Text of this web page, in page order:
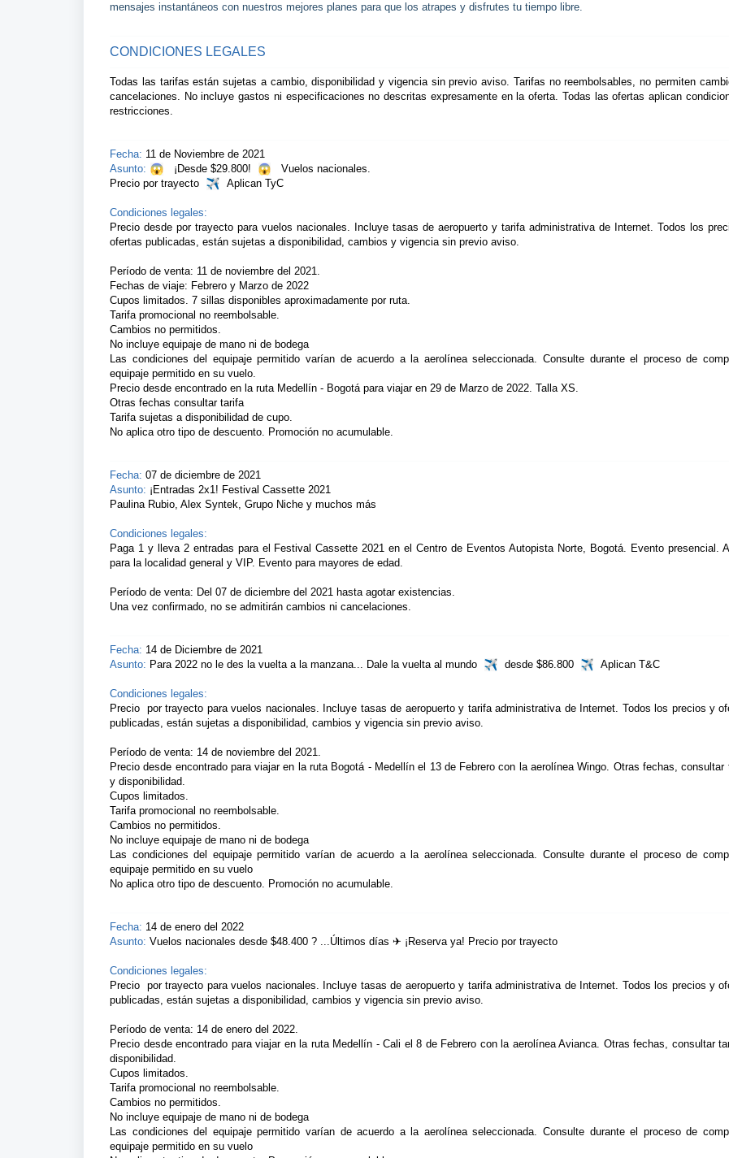
mensajes instantáneos con nuestros mejores planes para que los atrapes y disfrutes tu tiempo libre.
CONDICIONES LEGALES
Todas las tarifas están sujetas a cambio, disponibilidad y vigencia sin previo aviso. Tarifas no reembolsables, no permiten
cancelaciones. No incluye gastos ni especificaciones no descritas expresamente en la oferta. Todas las ofertas aplican
restricciones.
Fecha: 11 de Noviembre de 2021
Asunto:
¡Desde $29.800!
Vuelos nacionales.
Precio por trayecto
Aplican TyC
Condiciones legales:
Precio desde por trayecto para vuelos nacionales. Incluye tasas de aeropuerto y tarifa administrativa de Internet. Todos los
ofertas publicadas, están sujetas a disponibilidad, cambios y vigencia sin previo aviso.
Período de venta: 11 de noviembre del 2021.
Fechas de viaje: Febrero y Marzo de 2022
Cupos limitados. 7 sillas disponibles aproximadamente por ruta.
Tarifa promocional no reembolsable.
Cambios no permitidos.
No incluye equipaje de mano ni de bodega
Las condiciones del equipaje permitido varían de acuerdo a la aerolínea seleccionada. Consulte durante el proceso de
equipaje permitido en su vuelo.
Precio desde encontrado en la ruta Medellín - Bogotá para viajar en 29 de Marzo de 2022. Talla XS.
Otras fechas consultar tarifa
Tarifa sujetas a disponibilidad de cupo.
No aplica otro tipo de descuento. Promoción no acumulable.
Fecha: 07 de diciembre de 2021
Asunto: ¡Entradas 2x1! Festival Cassette 2021
Paulina Rubio, Alex Syntek, Grupo Niche y muchos más
Condiciones legales:
Paga 1 y lleva 2 entradas para el Festival Cassette 2021 en el Centro de Eventos Autopista Norte, Bogotá. Evento presencial.
para la localidad general y VIP. Evento para mayores de edad.
Período de venta: Del 07 de diciembre del 2021 hasta agotar existencias.
Una vez confirmado, no se admitirán cambios ni cancelaciones.
Fecha: 14 de Diciembre de 2021
Asunto: Para 2022 no le des la vuelta a la manzana... Dale la vuelta al mundo desde $86.800 Aplican T&C
Condiciones legales:
Precio por trayecto para vuelos nacionales. Incluye tasas de aeropuerto y tarifa administrativa de Internet. Todos los precios y
publicadas, están sujetas a disponibilidad, cambios y vigencia sin previo aviso.
Período de venta: 14 de noviembre del 2021.
Precio desde encontrado para viajar en la ruta Bogotá - Medellín el 13 de Febrero con la aerolínea Wingo. Otras fechas, consultar
y disponibilidad.
Cupos limitados.
Tarifa promocional no reembolsable.
Cambios no permitidos.
No incluye equipaje de mano ni de bodega
Las condiciones del equipaje permitido varían de acuerdo a la aerolínea seleccionada. Consulte durante el proceso de
equipaje permitido en su vuelo
No aplica otro tipo de descuento. Promoción no acumulable.
Fecha: 14 de enero del 2022
Asunto: Vuelos nacionales desde $48.400 ? ...Últimos días ✈ ¡Reserva ya! Precio por trayecto
Condiciones legales:
Precio por trayecto para vuelos nacionales. Incluye tasas de aeropuerto y tarifa administrativa de Internet. Todos los precios y
publicadas, están sujetas a disponibilidad, cambios y vigencia sin previo aviso.
Período de venta: 14 de enero del 2022.
Precio desde encontrado para viajar en la ruta Medellín - Cali el 8 de Febrero con la aerolínea Avianca. Otras fechas, consultar
disponibilidad.
Cupos limitados.
Tarifa promocional no reembolsable.
Cambios no permitidos.
No incluye equipaje de mano ni de bodega
Las condiciones del equipaje permitido varían de acuerdo a la aerolínea seleccionada. Consulte durante el proceso de
equipaje permitido en su vuelo